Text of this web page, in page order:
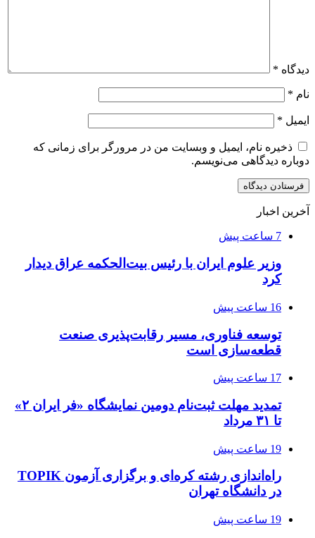
دیدگاه *
نام *
ایمیل *
ذخیره نام، ایمیل و وبسایت من در مرورگر برای زمانی که
دوباره دیدگاهی می‌نویسم.
آخرین اخبار
7 ساعت پیش
وزیر علوم ایران با رئیس بیت‌الحکمه عراق دیدار
کرد
16 ساعت پیش
توسعه فناوری، مسیر رقابت‌پذیری صنعت
قطعه‌سازی است
17 ساعت پیش
تمدید مهلت ثبت‌نام دومین نمایشگاه «فر ایران ۲»
تا ۳۱ مرداد
19 ساعت پیش
راه‌اندازی رشته کره‌ای و برگزاری آزمون TOPIK
در دانشگاه تهران
19 ساعت پیش